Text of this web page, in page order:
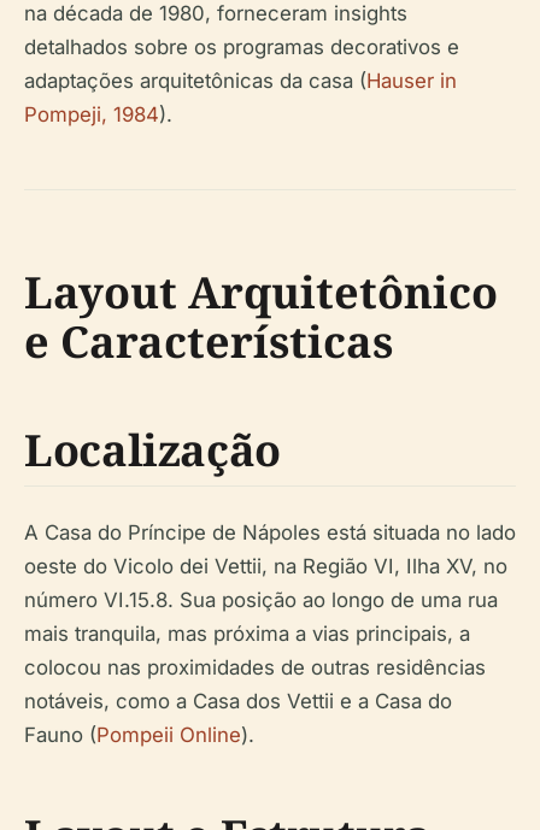
na década de 1980, forneceram insights
detalhados sobre os programas decorativos e
adaptações arquitetônicas da casa (Hauser in
Pompeji, 1984).
Layout Arquitetônico
e Características
Localização
A Casa do Príncipe de Nápoles está situada no lado
oeste do Vicolo dei Vettii, na Região VI, Ilha XV, no
número VI.15.8. Sua posição ao longo de uma rua
mais tranquila, mas próxima a vias principais, a
colocou nas proximidades de outras residências
notáveis, como a Casa dos Vettii e a Casa do
Fauno (Pompeii Online).